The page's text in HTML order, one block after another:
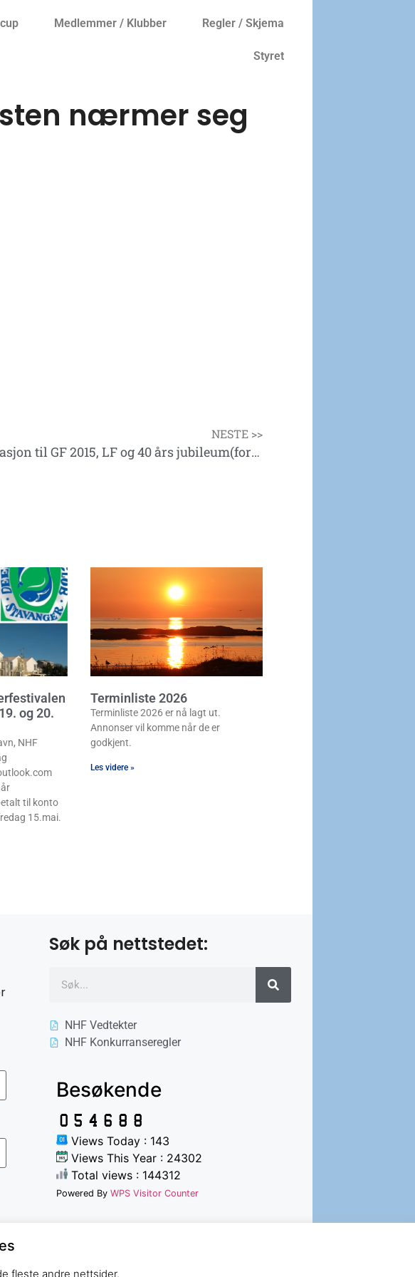
Medlemmer / Klubber Regler / Skjema
Styret
nærmer seg
NESTE >>
Innkalling og invitasjon til GF 2015, LF og 40 års jubileum(foreløpig)
og 20.
NHF
til konto
15.mai.
Terminliste 2026
Terminliste 2026 er nå lagt ut.
Annonser vil komme når de er
godkjent.
Les videre »
Søk på nettstedet:
NHF Vedtekter
NHF Konkurranseregler
Besøkende
Views Today : 143
Views This Year : 24302
Total views : 144312
Powered By WPS Visitor Counter
fleste andre nettsider.